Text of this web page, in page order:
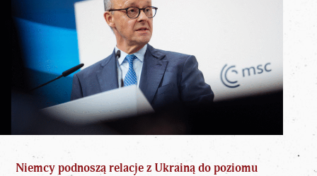
Niemcy podnoszą relacje z Ukrainą do poziomu